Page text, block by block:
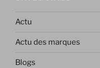
Actu
Actu des marques
Blogs